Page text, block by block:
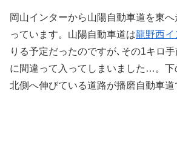
岡山インターから山陽自動車道を東
っています。山陽自動車道は龍野西イ
りる予定だったのですが､その1キロ
に間違って入ってしまいました…。下
北側へ伸びている道路が播磨自動車道